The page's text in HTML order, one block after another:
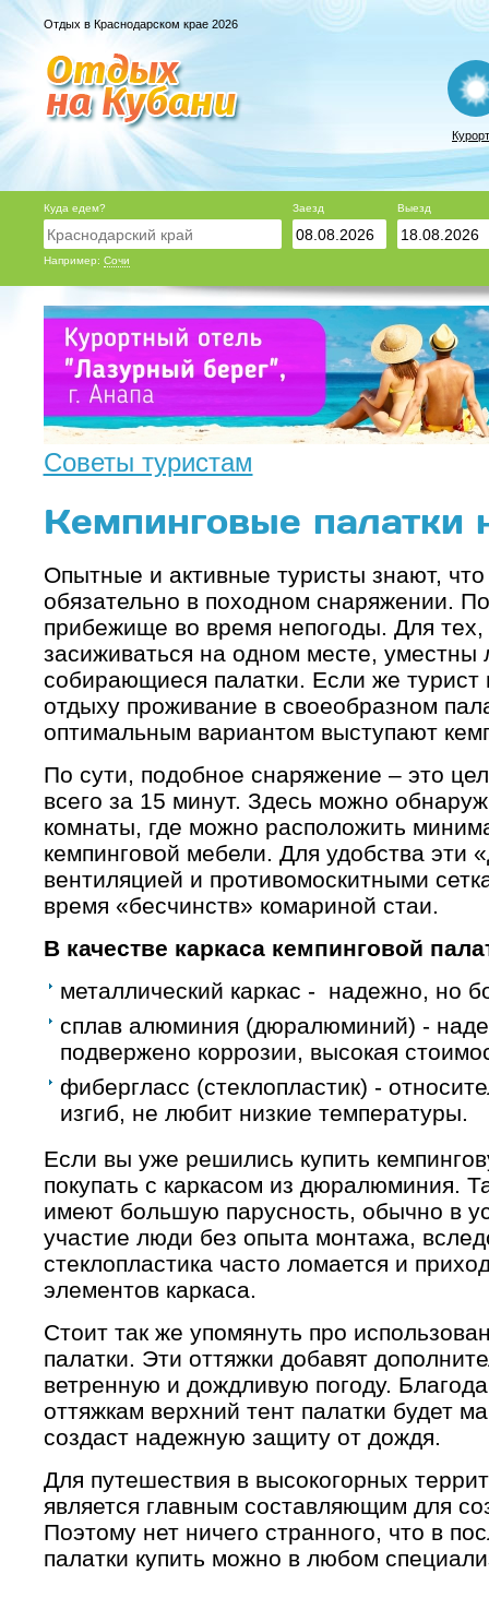
Отдых в Краснодарском крае 2026
Куда едем?
Например: Сочи
Заезд Выезд
Советы туристам
Кемпинговые палатки
Опытные и активные туристы знают,
обязательно в походном снаряжении.
прибежище во время непогоды. Для тех,
засиживаться на одном месте, уместны
собирающиеся палатки. Если же турист
отдыху проживание в своеобразном
оптимальным вариантом выступают
По сути, подобное снаряжение – это
всего за 15 минут. Здесь можно
комнаты, где можно расположить
кемпинговой мебели. Для удобства эти
вентиляцией и противомоскитными
время «бесчинств» комариной стаи.
В качестве каркаса кемпинговой
металлический каркас - надежно, но
сплав алюминия (дюралюминий) -
подвержено коррозии, высокая
фибергласс (стеклопластик) -
изгиб, не любит низкие температуры.
Если вы уже решились купить
покупать с каркасом из дюралюминия.
имеют большую парусность, обычно в
участие люди без опыта монтажа,
стеклопластика часто ломается и
элементов каркаса.
Стоит так же упомянуть про
палатки. Эти оттяжки добавят
ветренную и дождливую погоду.
оттяжкам верхний тент палатки будет
создаст надежную защиту от дождя.
Для путешествия в высокогорных
является главным составляющим для
Поэтому нет ничего странного, что в
палатки купить можно в любом